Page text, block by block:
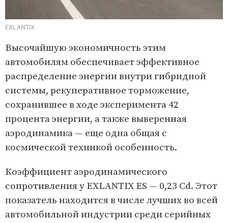
EXLANTIX
Высочайшую экономичность этим
автомобилям обеспечивает эффективное
распределение энергии внутри гибридной
системы, рекуперативное торможение,
сохранившее в ходе эксперимента 42
процента энергии, а также выверенная
аэродинамика — еще одна общая с
космической техникой особенность.
Коэффициент аэродинамического
сопротивления у EXLANTIX ES — 0,23 Сd. Этот
показатель находится в числе лучших во всей
автомобильной индустрии среди серийных